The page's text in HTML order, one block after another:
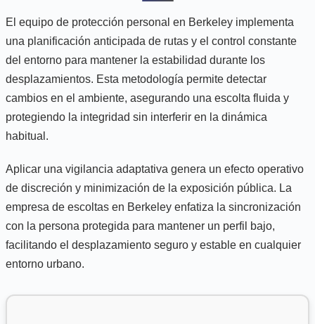
El equipo de protección personal en Berkeley implementa
una planificación anticipada de rutas y el control constante
del entorno para mantener la estabilidad durante los
desplazamientos. Esta metodología permite detectar
cambios en el ambiente, asegurando una escolta fluida y
protegiendo la integridad sin interferir en la dinámica
habitual.
Aplicar una vigilancia adaptativa genera un efecto operativo
de discreción y minimización de la exposición pública. La
empresa de escoltas en Berkeley enfatiza la sincronización
con la persona protegida para mantener un perfil bajo,
facilitando el desplazamiento seguro y estable en cualquier
entorno urbano.